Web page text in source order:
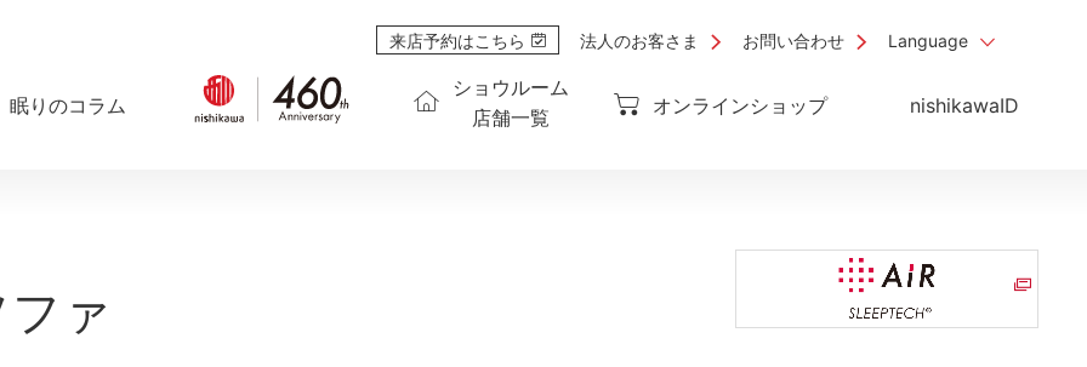
眠りのコラム
ショウルーム
店舗一覧
オンラインショップ nishikawaID
来店予約はこちら 法人のお客さま お問い合わせ Language
ファ